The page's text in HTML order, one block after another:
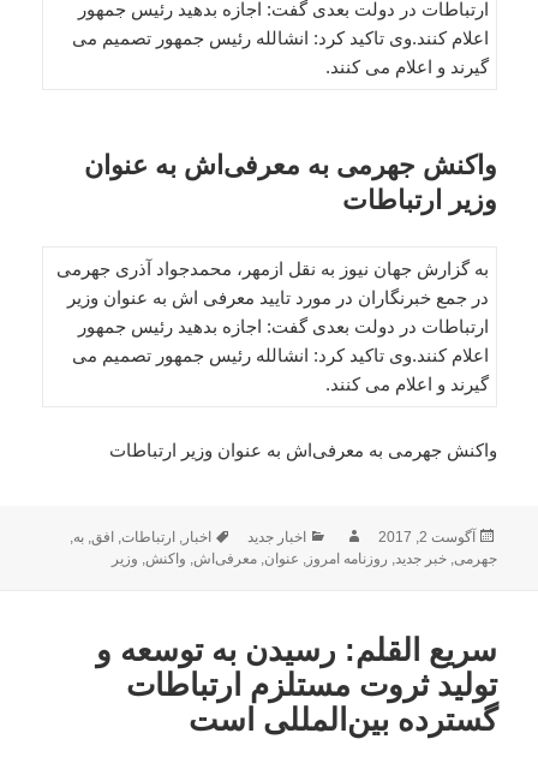
ارتباطات در دولت بعدی گفت: اجازه بدهید رئیس جمهور
اعلام کنند.وی تاکید کرد: انشالله رئیس جمهور تصمیم می
گیرند و اعلام می کنند.
واکنش جهرمی به معرفی‌اش به عنوان
وزیر ارتباطات
به گزارش جهان نیوز به نقل ازمهر، محمدجواد آذری جهرمی
در جمع خبرنگاران در مورد تایید معرفی اش به عنوان وزیر
ارتباطات در دولت بعدی گفت: اجازه بدهید رئیس جمهور
اعلام کنند.وی تاکید کرد: انشالله رئیس جمهور تصمیم می
گیرند و اعلام می کنند.
واکنش جهرمی به معرفی‌اش به عنوان وزیر ارتباطات
ارسال
شده
آگوست 2, 2017 نویسندهدسته‌ها
اخبار جدید برچسب‌ها
اخبار, ارتباطات, افق,به,
جهرمی,خبر جدید, روزنامه امروز, عنوان,معرفی‌اش, واکنش, وزیر
سریع القلم: رسیدن به توسعه و
تولید ثروت مستلزم ارتباطات
گسترده بین‌المللی است